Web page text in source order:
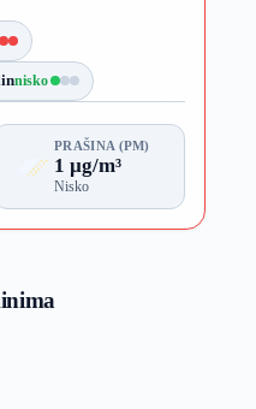
nisko
PRAŠINA (PM)
1 µg/m³
Nisko